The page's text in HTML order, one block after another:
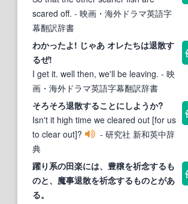
scared off. - 映画・海外ドラマ英語字
幕翻訳辞書
わかったよ! じゃあ オレたちは退散す
るぜ!
I get it. well then, we'll be leaving. - 映
画・海外ドラマ英語字幕翻訳辞書
そろそろ退散することにしようか?
Isn't it high time we cleared out [for us
to clear out]?
- 研究社 新和英中辞
典
躍り系の田楽には、豊穣を祈念するも
のと、魔事退散を祈念するものとがあ
る。